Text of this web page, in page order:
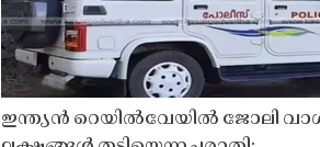
ഇന്ത്യൻ റെയിൽവേയിൽ ജോലി